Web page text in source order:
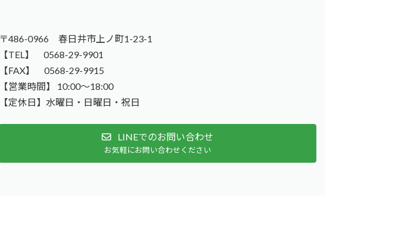
〒486-0966 春日井市上ノ町1-23-1
【TEL】 0568-29-9901
【FAX】 0568-29-9915
【営業時間】 10:00～18:00
【定休日】水曜日・日曜日・祝日
LINEでのお問い合わせ
お気軽にお問い合わせください